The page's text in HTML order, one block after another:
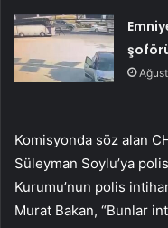
Komisyonda söz alan
Süleyman Soylu’ya
Kurumu’nun polis
Murat Bakan, “Bunlar